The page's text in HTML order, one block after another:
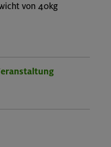
von 40kg